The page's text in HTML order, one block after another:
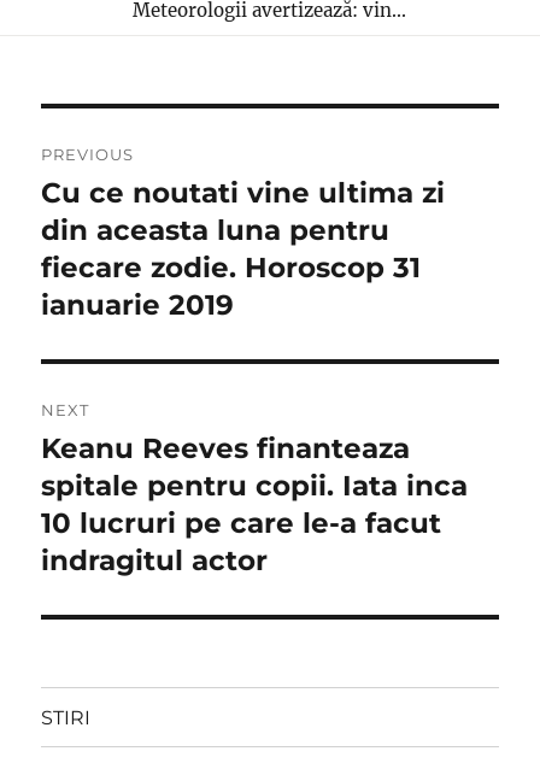
Meteorologii avertizează: vin...
în
articole
PREVIOUS
Previous
post:
Cu ce noutati vine ultima zi
din aceasta luna pentru
fiecare zodie. Horoscop 31
ianuarie 2019
NEXT
Next
post:
Keanu Reeves finanteaza
spitale pentru copii. Iata inca
10 lucruri pe care le-a facut
indragitul actor
STIRI